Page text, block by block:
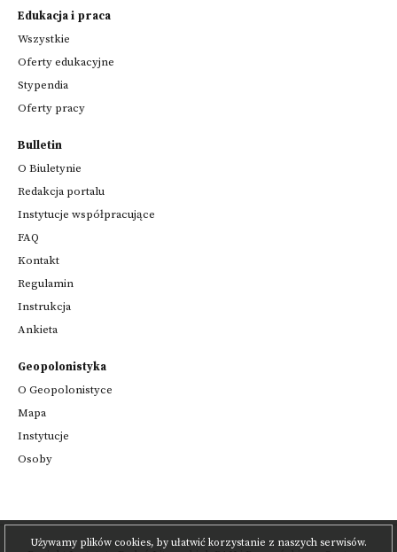
Używamy plików cookies, by ułatwić korzystanie z naszych serwisów.
Edukacja i praca
Wszystkie
Oferty edukacyjne
Stypendia
Oferty pracy
Bulletin
O Biuletynie
Redakcja portalu
Instytucje współpracujące
FAQ
Kontakt
Regulamin
Instrukcja
Ankieta
Geopolonistyka
O Geopolonistyce
Mapa
Instytucje
Osoby